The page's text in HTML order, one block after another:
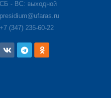
СБ - ВС: выходной
presidium@ufaras.ru
+7 (347) 235-60-22